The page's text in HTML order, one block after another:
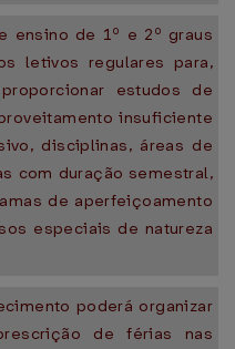
ensino de 1º e 2º graus
letivos regulares para,
estudos de
insuficiente
disciplinas, áreas de
com duração semestral,
de aperfeiçoamento
especiais de natureza
poderá organizar
de férias nas